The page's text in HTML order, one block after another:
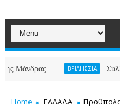
ΒΡΙΛΗΣΣΙΑ Σύλλογος
Home ΕΛΛΑΔΑ